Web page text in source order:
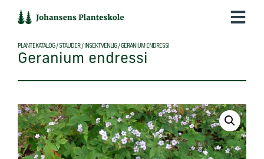
indholdet
PLANTEKATALOG/STAUDER/ INSEKTVENLIG/GERANIUM ENDRESSI
Geranium endressi